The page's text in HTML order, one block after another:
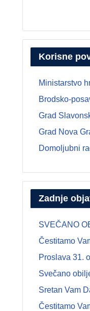
Korisne
Ministarstvo
Brodsko-
Grad
Grad Nova
Domoljubni
Zadnje
SVEČANO
Čestitamo
Proslava 31.
Svečano
Sretan Vam
Čestitamo